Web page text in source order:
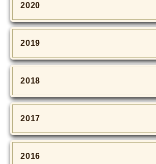
2020
2019
2018
2017
2016